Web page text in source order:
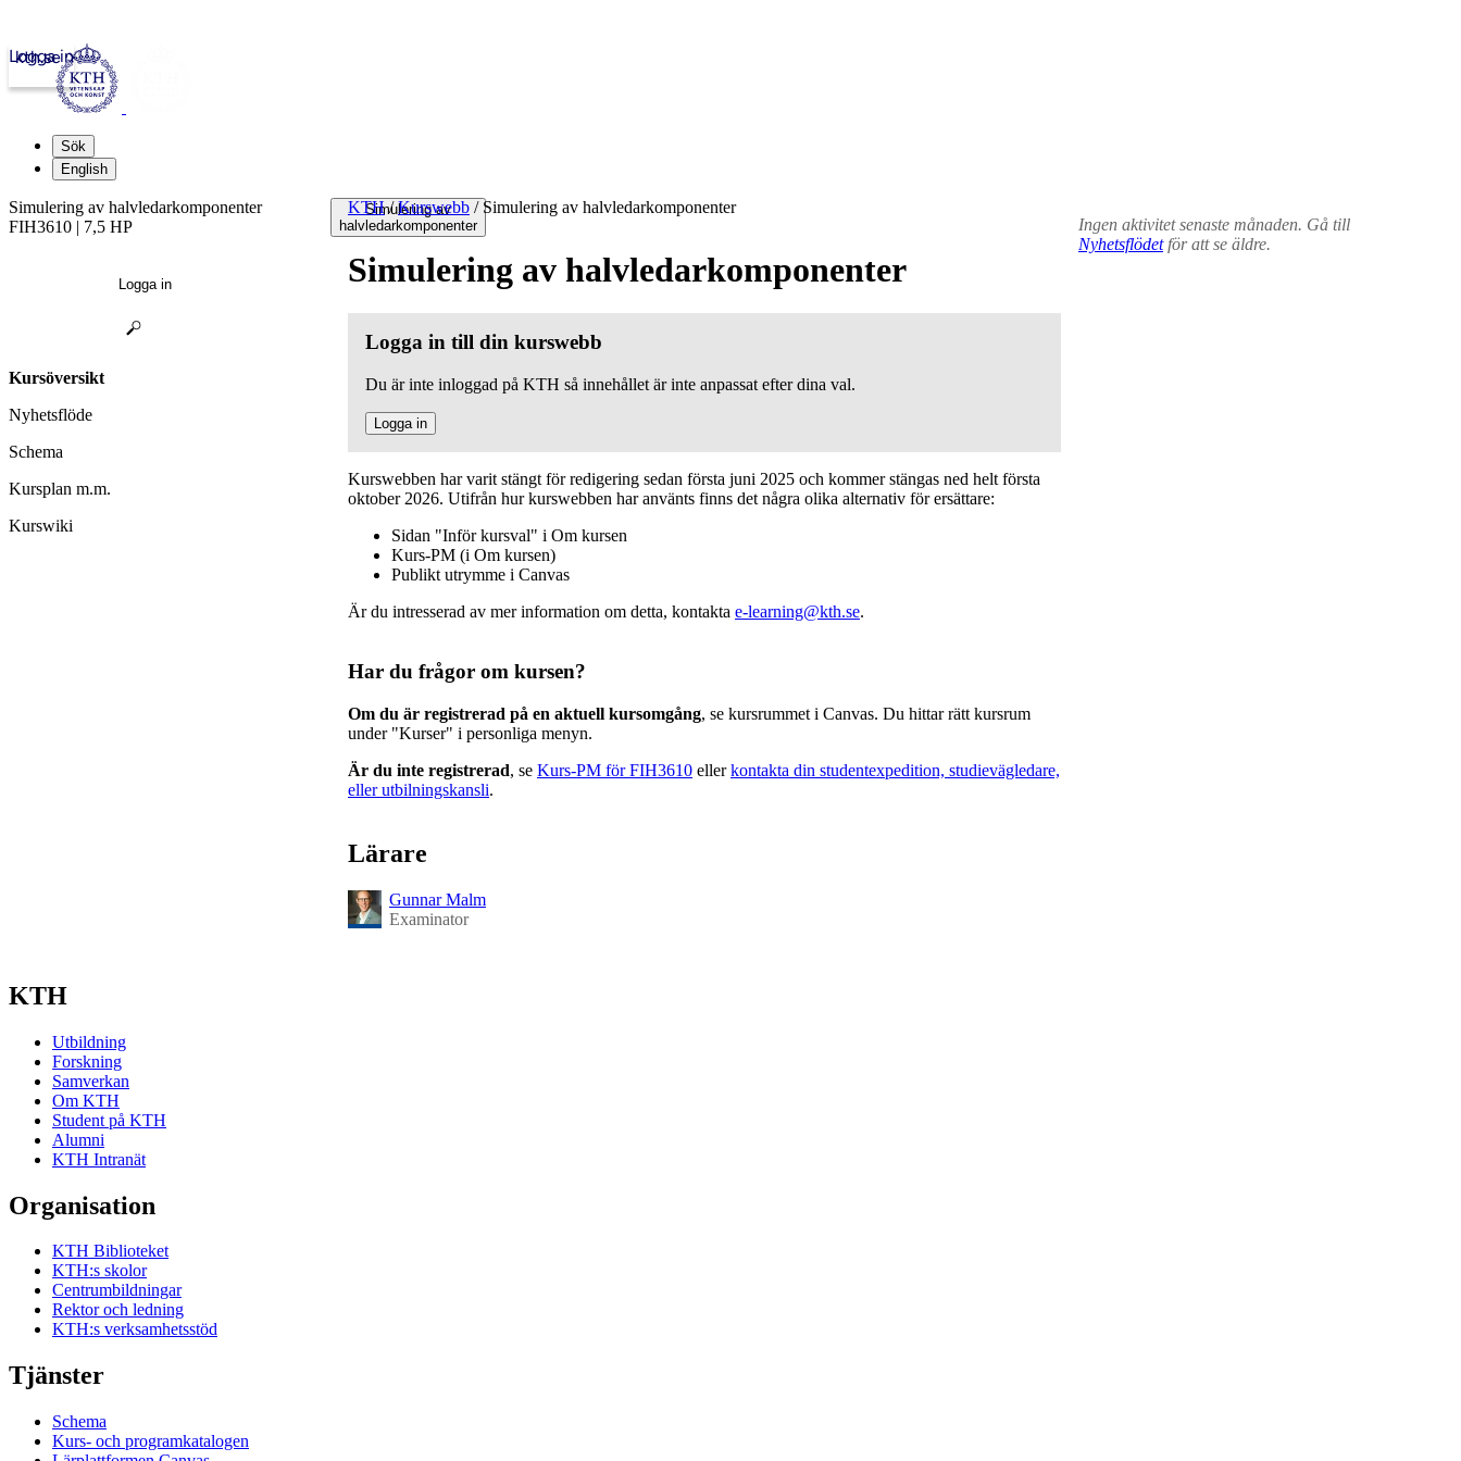
kth.se
Logga in
Sök
English
Simulering av
halvledarkomponenter
KTH / Kurswebb /Simulering av halvledarkomponenter
Simulering av halvledarkomponenter
Logga in till din kurswebb
Du är inte inloggad på KTH så innehållet är inte anpassat efter dina val.
Logga in
Kurswebben har varit stängt för redigering sedan första juni 2025 och kommer stängas ned helt första
oktober 2026. Utifrån hur kurswebben har använts finns det några olika alternativ för ersättare:
Sidan "Inför kursval" i Om kursen
Kurs-PM (i Om kursen)
Publikt utrymme i Canvas
Är du intresserad av mer information om detta, kontakta e-learning@kth.se.
Har du frågor om kursen?
Om du är registrerad på en aktuell kursomgång, se kursrummet i Canvas. Du hittar rätt kursrum
under "Kurser" i personliga menyn.
Är du inte registrerad, se Kurs-PM för FIH3610 ellerkontakta din studentexpedition, studievägledare,
eller utbilningskansli.
Lärare
Gunnar Malm
Examinator
Ingen aktivitet senaste månaden. Gå till
Nyhetsflödetför att se äldre.
Simulering av halvledarkomponenter
FIH3610 | 7,5 HP
Logga in
Kursöversikt
Nyhetsflöde
Schema
Kursplan m.m.
Kurswiki
KTH
Utbildning
Forskning
Samverkan
Om KTH
Student på KTH
Alumni
KTH Intranät
Organisation
KTH Biblioteket
KTH:s skolor
Centrumbildningar
Rektor och ledning
KTH:s verksamhetsstöd
Tjänster
Schema
Kurs- och programkatalogen